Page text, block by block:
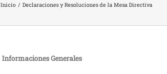
Inicio / Declaraciones y Resoluciones de la Mesa Directiva
Informaciones Generales